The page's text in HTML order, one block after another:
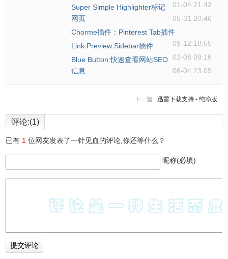
01-04 21:42
Super Simple Highlighter标记
网页
05-31 20:46
Chorme插件：Pinterest Tab插件
09-12 18:55
Link Preview Sidebar插件
02-08 09:16
Blue Button:快速查看网站SEO
信息
06-04 23:09
下一篇 : 迅雷下载支持 - 纯净版
评论:(1)
已有 1 位网友发表了一针见血的评论,你还等什么？
昵称(必填)